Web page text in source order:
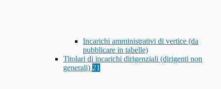
Incarichi amministrativi di vertice (da
pubblicare in tabelle)
Titolari di incarichi dirigenziali (dirigenti non
generali) 21